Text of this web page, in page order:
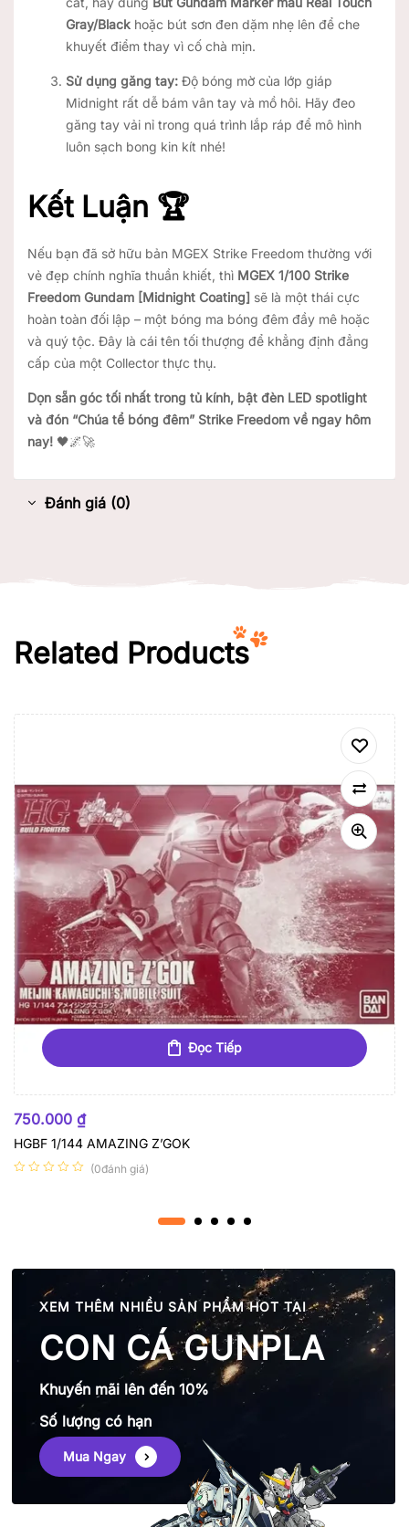
Gray/Black hoặc bút sơn đen dặm nhẹ lên để che
khuyết điểm thay vì cố chà mịn.
Sử dụng găng tay: Độ bóng mờ của lớp giáp
Midnight rất dễ bám vân tay và mồ hôi. Hãy đeo
găng tay vải nỉ trong quá trình lắp ráp để mô hình
luôn sạch bong kin kít nhé!
Kết Luận 🏆
Nếu bạn đã sở hữu bản MGEX Strike Freedom thường với
vẻ đẹp chính nghĩa thuần khiết, thì MGEX 1/100 Strike
Freedom Gundam [Midnight Coating] sẽ là một thái cực
hoàn toàn đối lập – một bóng ma bóng đêm đầy mê hoặc
và quý tộc. Đây là cái tên tối thượng để khẳng định đẳng
cấp của một Collector thực thụ.
Dọn sẵn góc tối nhất trong tủ kính, bật đèn LED spotlight
và đón “Chúa tể bóng đêm” Strike Freedom về ngay hôm
nay! 🖤🌌🚀
Đánh giá (0)
Related Products
Đọc Tiếp
750.000 ₫
HGBF 1/144 AMAZING Z’GOK
(0đánh giá)
XEM THÊM NHIỀU SẢN PHẨM HOT TẠI
CON CÁ GUNPLA
Khuyến mãi lên đến 10%
Số lượng có hạn
Mua Ngay